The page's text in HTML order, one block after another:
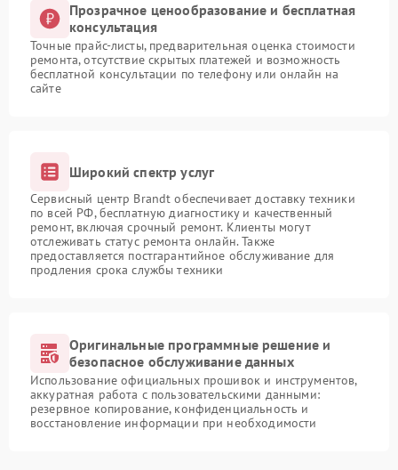
Прозрачное ценообразование и бесплатная
консультация
Точные прайс-листы, предварительная оценка стоимости
ремонта, отсутствие скрытых платежей и возможность
бесплатной консультации по телефону или онлайн на
сайте
Широкий спектр услуг
Сервисный центр Brandt обеспечивает доставку техники
по всей РФ, бесплатную диагностику и качественный
ремонт, включая срочный ремонт. Клиенты могут
отслеживать статус ремонта онлайн. Также
предоставляется постгарантийное обслуживание для
продления срока службы техники
Оригинальные программные решение и
безопасное обслуживание данных
Использование официальных прошивок и инструментов,
аккуратная работа с пользовательскими данными:
резервное копирование, конфиденциальность и
восстановление информации при необходимости